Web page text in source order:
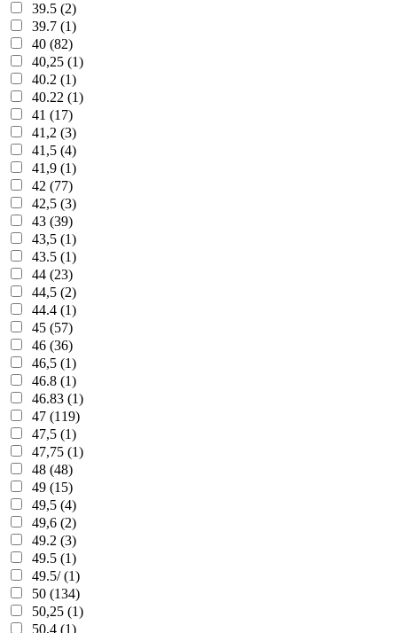
39.5 (2)
39.7 (1)
40 (82)
40,25 (1)
40.2 (1)
40.22 (1)
41 (17)
41,2 (3)
41,5 (4)
41,9 (1)
42 (77)
42,5 (3)
43 (39)
43,5 (1)
43.5 (1)
44 (23)
44,5 (2)
44.4 (1)
45 (57)
46 (36)
46,5 (1)
46.8 (1)
46.83 (1)
47 (119)
47,5 (1)
47,75 (1)
48 (48)
49 (15)
49,5 (4)
49,6 (2)
49.2 (3)
49.5 (1)
49.5/ (1)
50 (134)
50,25 (1)
50,4 (1)